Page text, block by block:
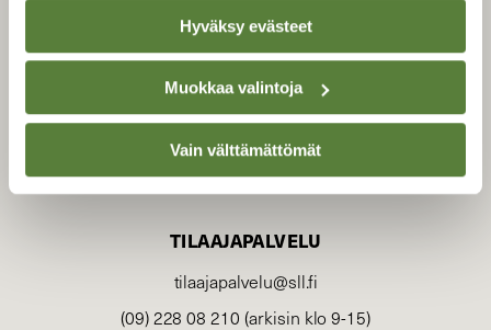
Hyväksy evästeet
Muokkaa valintoja
Vain välttämättömät
TILAAJAPALVELU
tilaajapalvelu@sll.fi
(09) 228 08 210 (arkisin klo 9-15)